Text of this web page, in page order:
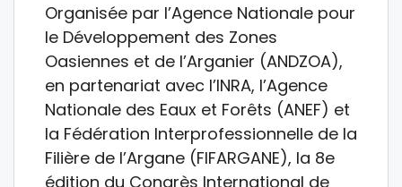
Organisée par l’Agence Nationale pour
le Développement des Zones
Oasiennes et de l’Arganier (ANDZOA),
en partenariat avec l’INRA, l’Agence
Nationale des Eaux et Forêts (ANEF) et
la Fédération Interprofessionnelle de la
Filière de l’Argane (FIFARGANE), la 8e
édition du Congrès International de